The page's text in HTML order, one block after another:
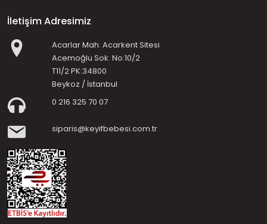
İletişim Adresimiz
Acarlar Mah. Acarkent Sitesi
Acemoğlu Sok. No:10/2
T11/2 PK:34800
Beykoz / İstanbul
0 216 325 70 07
siparis@keyifbebesi.com.tr